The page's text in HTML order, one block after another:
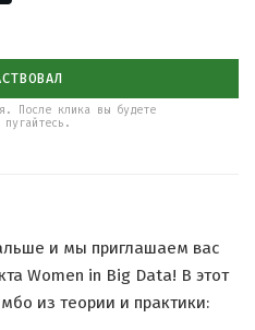
После клика вы будете
и мы приглашаем вас
Women in Big Data! В этот
из теории и практики: